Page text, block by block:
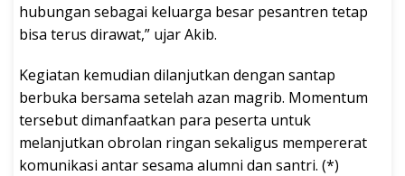
hubungan sebagai keluarga besar pesantren tetap
bisa terus dirawat,” ujar Akib.
Kegiatan kemudian dilanjutkan dengan santap
berbuka bersama setelah azan magrib. Momentum
tersebut dimanfaatkan para peserta untuk
melanjutkan obrolan ringan sekaligus mempererat
komunikasi antar sesama alumni dan santri. (*)